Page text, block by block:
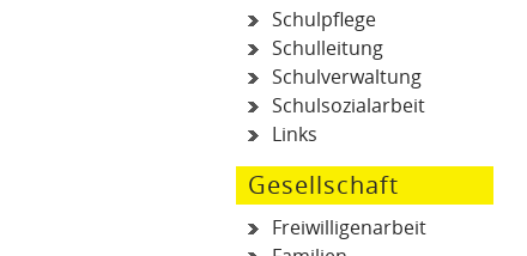
Schulpflege
Schulleitung
Schulverwaltung
Schulsozialarbeit
Links
Gesellschaft
Freiwilligenarbeit